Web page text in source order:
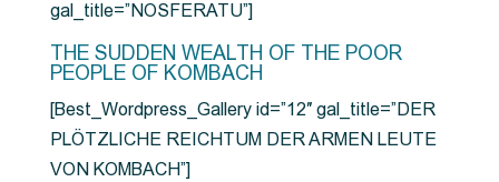
gal_title=”NOSFERATU”]
THE SUDDEN WEALTH OF THE POOR
PEOPLE OF KOMBACH
[Best_Wordpress_Gallery id=”12″ gal_title=”DER
PLÖTZLICHE REICHTUM DER ARMEN LEUTE
VON KOMBACH”]